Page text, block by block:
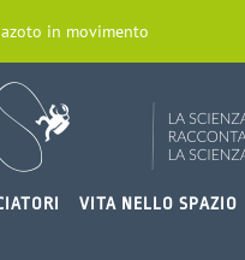
in movimento
VITA NELLO SPAZIO